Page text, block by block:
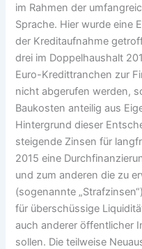
im Rahmen der
Sprache. Hier wurde eine
der Kreditaufnahme
drei im Doppelhaushalt
Euro-Kredittranchen zur
nicht abgerufen werden,
Baukosten anteilig aus
Hintergrund dieser
steigende Zinsen für
2015 eine
und zum anderen die zu
(sogenannte
für überschüssige
auch anderer öffentlicher
sollen. Die teilweise